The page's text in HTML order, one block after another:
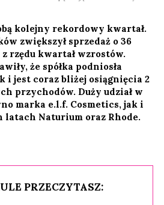
kolejny rekordowy kwartał.
zwiększył sprzedaż o 36
rzędu kwartał wzrostów.
że spółka podniosła
i jest coraz bliżej osiągnięcia 2
przychodów. Duży udział w
marka e.l.f. Cosmetics, jak i
Naturium oraz Rhode.
PRZECZYTASZ: